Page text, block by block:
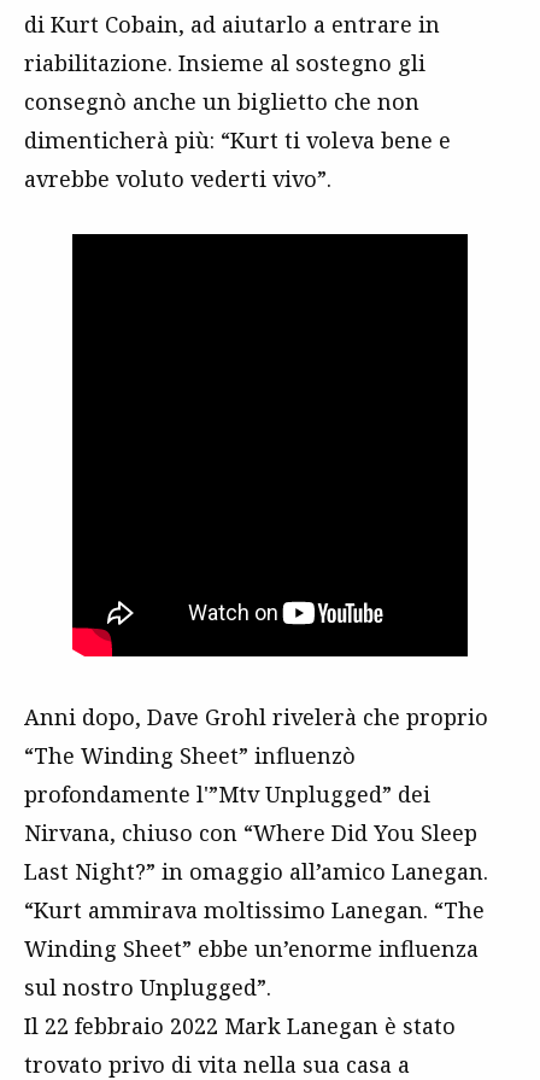
di Kurt Cobain, ad aiutarlo a entrare in
riabilitazione. Insieme al sostegno gli
consegnò anche un biglietto che non
dimenticherà più: “Kurt ti voleva bene e
avrebbe voluto vederti vivo”.
Anni dopo, Dave Grohl rivelerà che proprio
“The Winding Sheet” influenzò
profondamente l'”Mtv Unplugged” dei
Nirvana, chiuso con “Where Did You Sleep
Last Night?” in omaggio all’amico Lanegan.
“Kurt ammirava moltissimo Lanegan. “The
Winding Sheet” ebbe un’enorme influenza
sul nostro Unplugged”.
Il 22 febbraio 2022 Mark Lanegan è stato
trovato privo di vita nella sua casa a